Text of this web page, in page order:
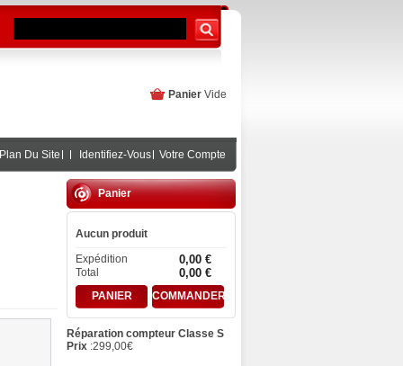
Panier Vide
Plan Du Site Identifiez-Vous Votre Compte
Panier
Aucun produit
Expédition
0,00 €
Total 0,00 €
PANIER COMMANDER
Réparation compteur Classe S
Prix :299,00€